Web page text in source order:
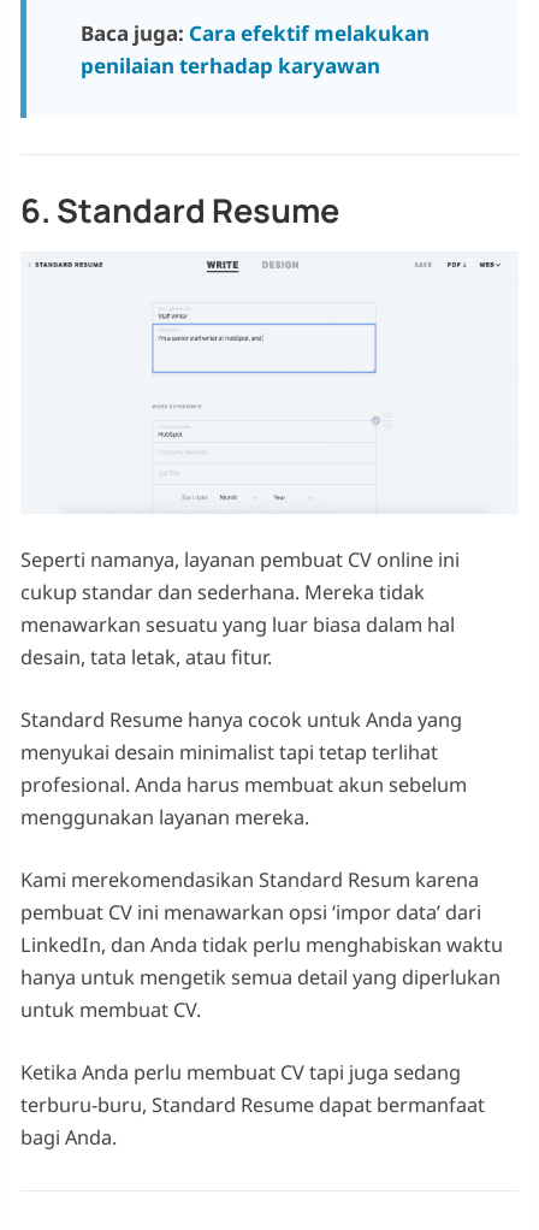
Baca juga: Cara efektif melakukan
penilaian terhadap karyawan
6. Standard Resume
Seperti namanya, layanan pembuat CV online ini
cukup standar dan sederhana. Mereka tidak
menawarkan sesuatu yang luar biasa dalam hal
desain, tata letak, atau fitur.
Standard Resume hanya cocok untuk Anda yang
menyukai desain minimalist tapi tetap terlihat
profesional. Anda harus membuat akun sebelum
menggunakan layanan mereka.
Kami merekomendasikan Standard Resum karena
pembuat CV ini menawarkan opsi ‘impor data’ dari
LinkedIn, dan Anda tidak perlu menghabiskan waktu
hanya untuk mengetik semua detail yang diperlukan
untuk membuat CV.
Ketika Anda perlu membuat CV tapi juga sedang
terburu-buru, Standard Resume dapat bermanfaat
bagi Anda.